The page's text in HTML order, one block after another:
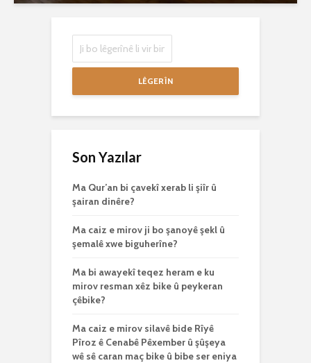
LÊGERÎN
Son Yazılar
Ma Qur’an bi çavekî xerab li şiîr û
şairan dinêre?
Ma caiz e mirov ji bo şanoyê şekl û
şemalê xwe biguherîne?
Ma bi awayekî teqez heram e ku
mirov resman xêz bike û peykeran
çêbike?
Ma caiz e mirov silavê bide Rîyê
Pîroz ê Cenabê Pêxember û şûşeya
wê sê caran maç bike û bibe ser eniya